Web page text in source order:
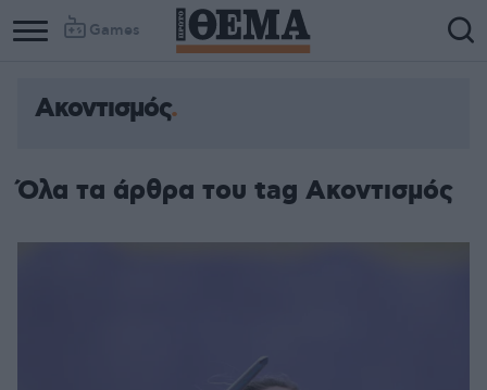
Games
Ακοντισμός
Όλα τα άρθρα του tag Ακοντισμός